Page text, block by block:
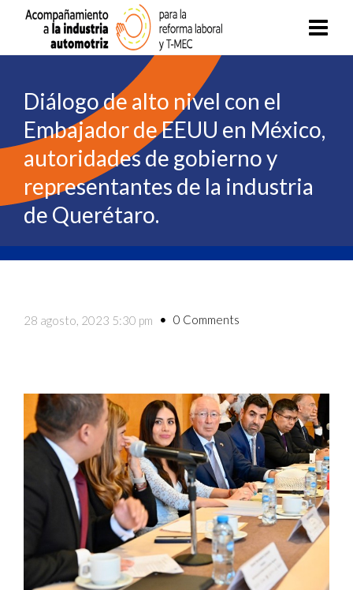
Diálogo de alto nivel con el
Embajador de EEUU en México,
autoridades de gobierno y
representantes de la industria
de Querétaro.
28 agosto, 2023 5:30 pm 0 Comments